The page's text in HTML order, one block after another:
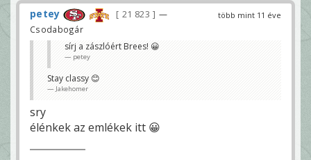
több mint 11 éve
petey 21 823
—
Csodabogár
sírj a zászlóért Brees! 😀
petey
Stay classy 😊
Jakehomer
sry
élénkek az emlékek itt 😀